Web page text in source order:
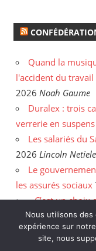
Quand la
l'accident du
2026 Noah Gaume
Duralex : trois
verrerie en suspens
Les salariés du
2026 Lincoln Netiele
Le
les assurés sociaux
« C’est un
les postiers
2026 Yannis Angles
Nous utilisons des
expérience sur
site, nous